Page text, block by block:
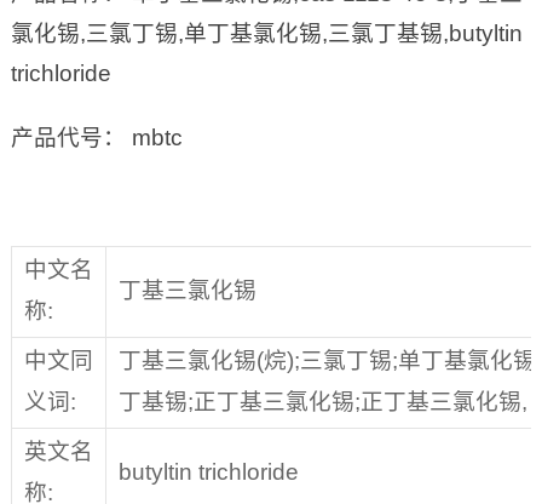
氯化锡,三氯丁锡,单丁基氯化锡,三氯丁基锡,butyltin
trichloride
产品代号： mbtc
中文名
称:
丁基三氯化锡
中文同
义词:
丁基三氯化锡(烷);三氯丁锡;单丁基氯化
丁基锡;正丁基三氯化锡;正丁基三氯化锡,
英文名
称:
butyltin trichloride